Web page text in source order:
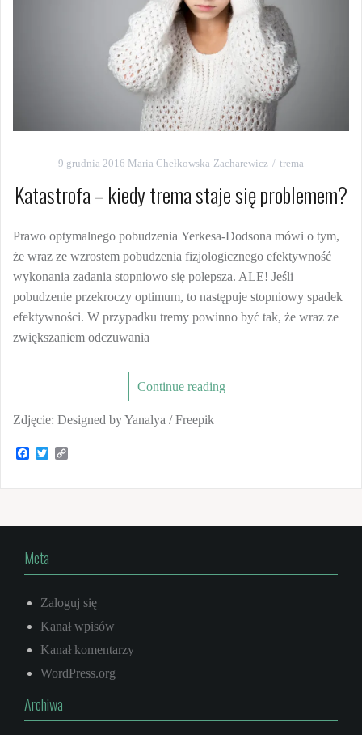
9 grudnia 2016 Maria Chełkowska-Zacharewicz trema
Katastrofa – kiedy trema staje się problemem?
Prawo optymalnego pobudzenia Yerkesa-Dodsona mówi o tym,
że wraz ze wzrostem pobudzenia fizjologicznego efektywność
wykonania zadania stopniowo się polepsza. ALE! Jeśli
pobudzenie przekroczy optimum, to następuje stopniowy spadek
efektywności. W przypadku tremy powinno być tak, że wraz ze
zwiększaniem odczuwania
Continue reading
Zdjęcie: Designed by Yanalya / Freepik
F
o
r
n
Meta
Zaloguj się
Kanał wpisów
Kanał komentarzy
WordPress.org
Archiwa